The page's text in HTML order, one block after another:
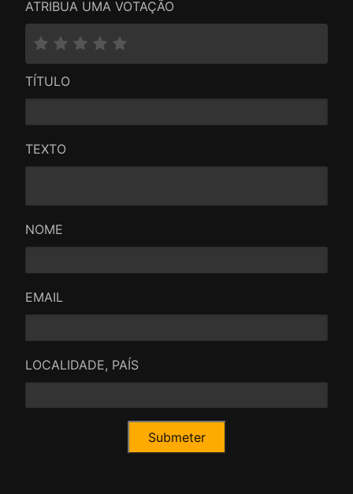
ATRIBUA UMA VOTAÇÃO
TÍTULO
TEXTO
NOME
EMAIL
LOCALIDADE, PAÍS